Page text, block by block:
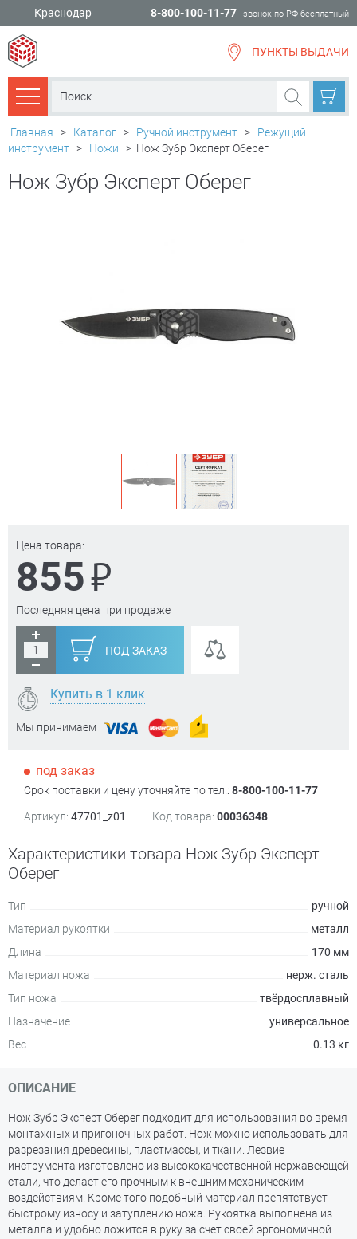
Краснодар 8-800-100-11-77 звонок по РФ бесплатный
ПУНКТЫ ВЫДАЧИ
Каталог товаров
Главная > Каталог > Ручной инструмент >
Режущий
инструмент > Ножи > Нож Зубр Эксперт Оберег
Нож Зубр Эксперт Оберег
Цена товара:
855₽
Последняя цена при продаже
ПОД ЗАКАЗ
Купить в 1 клик
Мы принимаем
под заказ
Срок поставки и цену уточняйте по тел.: 8-800-100-11-77
Артикул: 47701_z01 Код товара: 00036348
Характеристики товара Нож Зубр Эксперт
Оберег
Тип
ручной
Материал рукоятки
металл
Длина
170 мм
Материал ножа
нерж. сталь
Тип ножа
твёрдосплавный
Назначение
универсальное
Вес
0.13 кг
ОПИСАНИЕ
Нож Зубр Эксперт Оберег подходит для использования во время
монтажных и пригоночных работ. Нож можно использовать для
разрезания древесины, пластмассы, и ткани. Лезвие
инструмента изготовлено из высококачественной нержавеющей
стали, что делает его прочным к внешним механическим
воздействиям. Кроме того подобный материал препятствует
быстрому износу и затуплению ножа. Рукоятка выполнена из
металла и удобно ложится в руку за счет своей эргономичной